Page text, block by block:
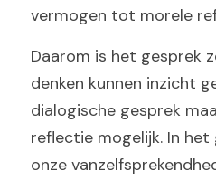
vermogen tot morele
Daarom is het gesprek
denken kunnen inzicht
dialogische gesprek
reflectie mogelijk. In het
onze